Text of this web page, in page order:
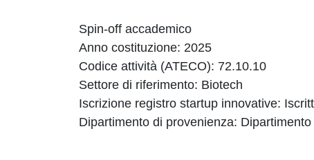
Spin-off accademico
Anno costituzione: 2025
Codice attività (ATECO): 72.10.10
Settore di riferimento: Biotech
Iscrizione registro startup innovative:
Dipartimento di provenienza: